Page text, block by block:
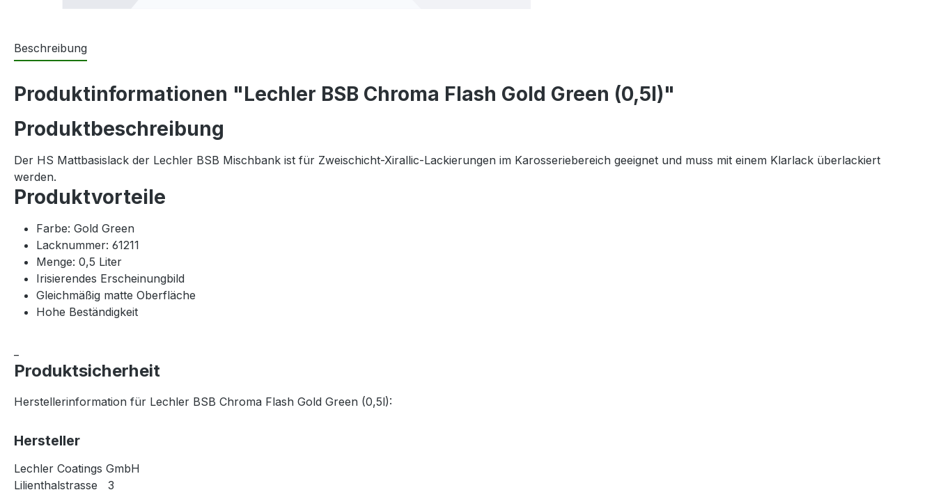
Beschreibung
Produktinformationen "Lechler BSB Chroma Flash Gold Green (0,5l)"
Produktbeschreibung
Der HS Mattbasislack der Lechler BSB Mischbank ist für Zweischicht-Xirallic-Lackierungen im Karosseriebereich geeignet und muss mit einem Klarlack überlackiert
werden.
Produktvorteile
Farbe: Gold Green
Lacknummer: 61211
Menge: 0,5 Liter
Irisierendes Erscheinungbild
Gleichmäßig matte Oberfläche
Hohe Beständigkeit
Produktsicherheit
Herstellerinformation für Lechler BSB Chroma Flash Gold Green (0,5l):
Hersteller
Lechler Coatings GmbH
Lilienthalstrasse 3